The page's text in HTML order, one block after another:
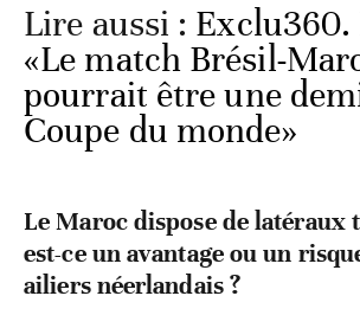
Lire aussi :
«Le match Brésil-
pourrait être une
Coupe du monde»
Le Maroc dispose de latéraux
est-ce un avantage ou un
ailiers néerlandais ?